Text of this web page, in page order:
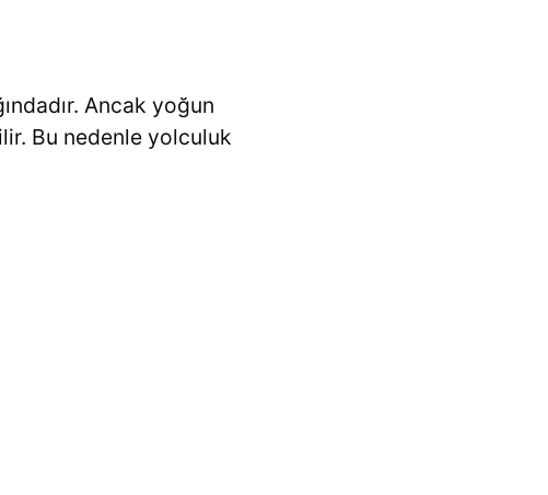
Ancak yoğun
Bu nedenle yolculuk